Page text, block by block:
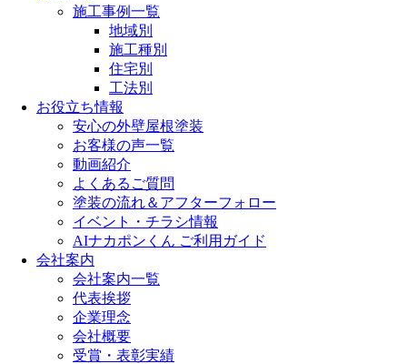
施工事例一覧
地域別
施工種別
住宅別
工法別
お役立ち情報
安心の外壁屋根塗装
お客様の声一覧
動画紹介
よくあるご質問
塗装の流れ＆アフターフォロー
イベント・チラシ情報
AIナカポンくん ご利用ガイド
会社案内
会社案内一覧
代表挨拶
企業理念
会社概要
受賞・表彰実績